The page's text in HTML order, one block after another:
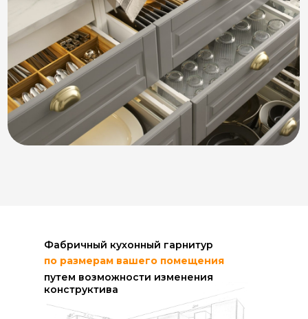
Фабричный кухонный гарнитур
путем возможности изменения
конструктива
по размерам вашего помещения